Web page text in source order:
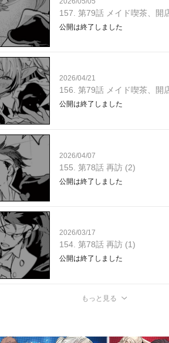
157. 第79話 メイド喫茶、開
公開は終了しました
2026/04/21
156. 第79話 メイド喫茶、開
公開は終了しました
2026/04/07
155. 第78話 再訪 (2)
公開は終了しました
2026/03/17
154. 第78話 再訪 (1)
公開は終了しました
もっと見る